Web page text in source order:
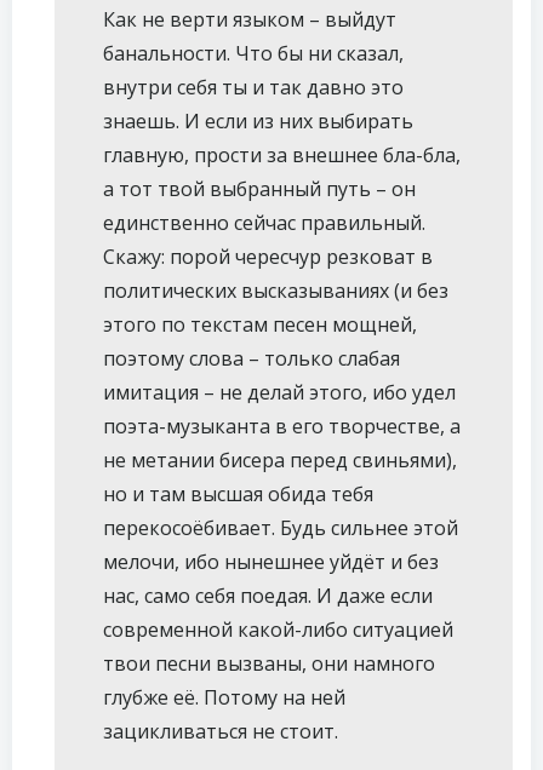
Как не верти языком – выйдут
банальности. Что бы ни сказал,
внутри себя ты и так давно это
знаешь. И если из них выбирать
главную, прости за внешнее бла-бла,
а тот твой выбранный путь – он
единственно сейчас правильный.
Скажу: порой чересчур резковат в
политических высказываниях (и без
этого по текстам песен мощней,
поэтому слова – только слабая
имитация – не делай этого, ибо удел
поэта-музыканта в его творчестве, а
не метании бисера перед свиньями),
но и там высшая обида тебя
перекосоёбивает. Будь сильнее этой
мелочи, ибо нынешнее уйдёт и без
нас, само себя поедая. И даже если
современной какой-либо ситуацией
твои песни вызваны, они намного
глубже её. Потому на ней
зацикливаться не стоит.